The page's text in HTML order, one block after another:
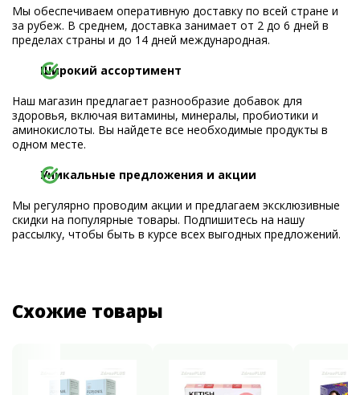
Мы обеспечиваем оперативную доставку по всей стране и
за рубеж. В среднем, доставка занимает от 2 до 6 дней в
пределах страны и до 14 дней международная.
Широкий ассортимент
Наш магазин предлагает разнообразие добавок для
здоровья, включая витамины, минералы, пробиотики и
аминокислоты. Вы найдете все необходимые продукты в
одном месте.
Уникальные предложения и акции
Мы регулярно проводим акции и предлагаем эксклюзивные
скидки на популярные товары. Подпишитесь на нашу
рассылку, чтобы быть в курсе всех выгодных предложений.
Схожие товары